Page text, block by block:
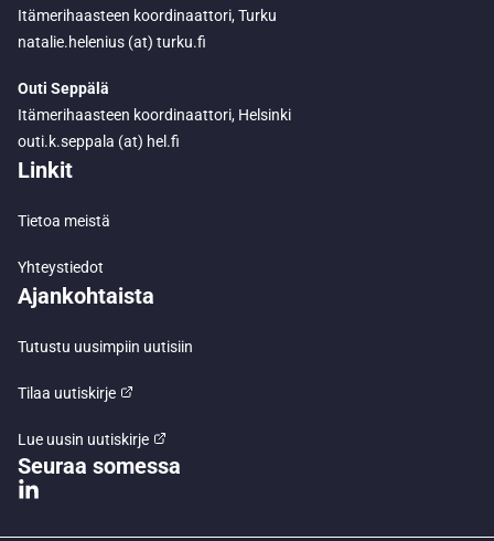
Itämerihaasteen koordinaattori, Turku
natalie.helenius (at) turku.fi
Outi Seppälä
Itämerihaasteen koordinaattori, Helsinki
outi.k.seppala (at) hel.fi
Linkit
Tietoa meistä
Yhteystiedot
Ajankohtaista
Tutustu uusimpiin uutisiin
Tilaa uutiskirje
Lue uusin uutiskirje
Seuraa somessa